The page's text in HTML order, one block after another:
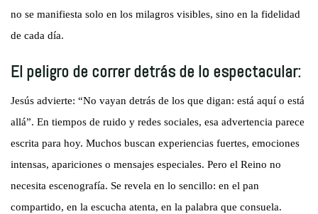
no se manifiesta solo en los milagros visibles, sino en la fidelidad
de cada día.
El peligro de correr detrás de lo espectacular:
Jesús advierte: “No vayan detrás de los que digan: está aquí o está
allá”. En tiempos de ruido y redes sociales, esa advertencia parece
escrita para hoy. Muchos buscan experiencias fuertes, emociones
intensas, apariciones o mensajes especiales. Pero el Reino no
necesita escenografía. Se revela en lo sencillo: en el pan
compartido, en la escucha atenta, en la palabra que consuela.